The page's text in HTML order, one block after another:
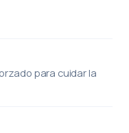
para cuidar la